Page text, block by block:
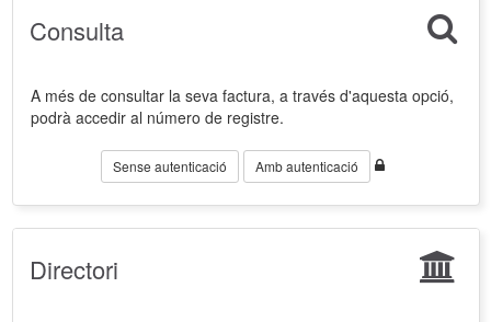
Consulta
A més de consultar la seva factura, a través d'aquesta opció,
podrà accedir al número de registre.
Sense autenticació Amb autenticació
Directori